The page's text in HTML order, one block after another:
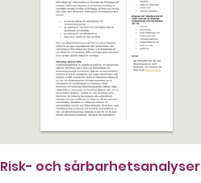
Risk- och sårbarhetsanalyser